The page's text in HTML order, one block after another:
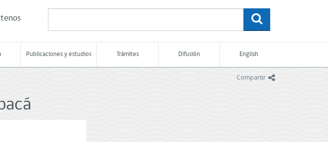
Publicaciones y estudios Trámites Difusión English
Compartir icono